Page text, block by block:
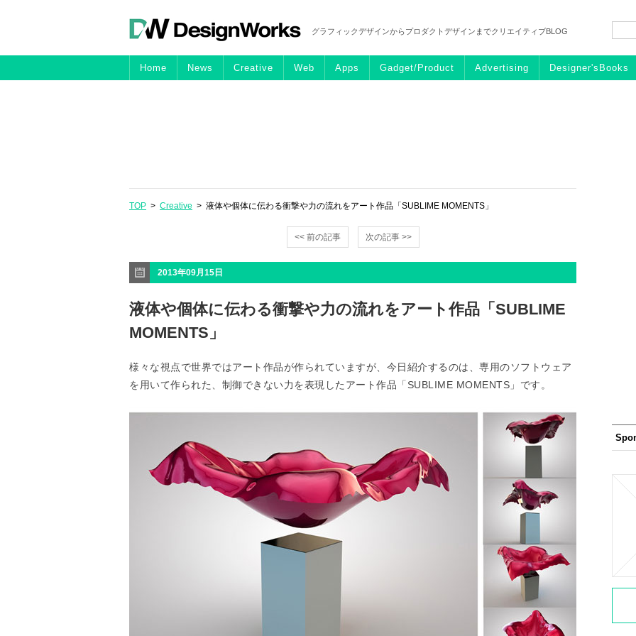
グラフィックデザインからプロダクトデザインまでクリエイティブBLOG
Home News Creative Web Apps Gadget/Product Advertising Designer'sBooks
TOP > Creative > 液体や個体に伝わる衝撃や力の流れをアート作品「SUBLIME MOMENTS」
<< 前の記事 次の記事 >>
2013年09月15日
液体や個体に伝わる衝撃や力の流れをアート作品「SUBLIME
MOMENTS」
様々な視点で世界ではアート作品が作られていますが、今日紹介するのは、専用のソフトウェア
を用いて作られた、制御できない力を表現したアート作品「SUBLIME MOMENTS」です。